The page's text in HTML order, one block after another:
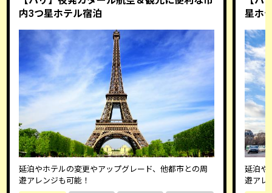
内3つ星ホテル宿泊
延泊やホテルの変更やアップグレード、他都市との周
遊アレンジも可能！
星ホ
延泊や
遊アレ